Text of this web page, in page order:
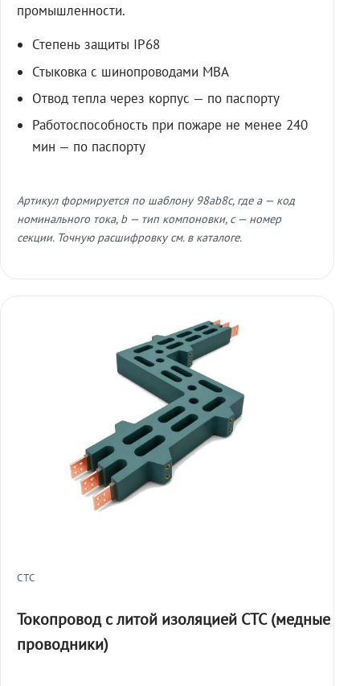
промышленности.
Степень защиты IP68
Стыковка с шинопроводами МВА
Отвод тепла через корпус — по паспорту
Работоспособность при пожаре не менее 240
мин — по паспорту
Артикул формируется по шаблону 98ab8c, где a — код
номинального тока, b — тип компоновки, c — номер
секции. Точную расшифровку см. в каталоге.
СТС
Токопровод с литой изоляцией СТС (медные
проводники)